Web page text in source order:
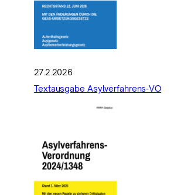
27.2.2026
Textausgabe Asylverfahrens-VO